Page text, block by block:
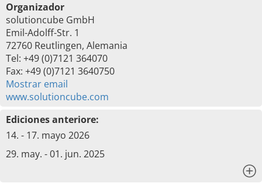
Organizador
solutioncube GmbH
Emil-Adolff-Str. 1
72760 Reutlingen, Alemania
Tel: +49 (0)7121 364070
Fax: +49 (0)7121 3640750
Mostrar email
www.solutioncube.com
Ediciones anteriore:
14. - 17. mayo 2026
29. may. - 01. jun. 2025